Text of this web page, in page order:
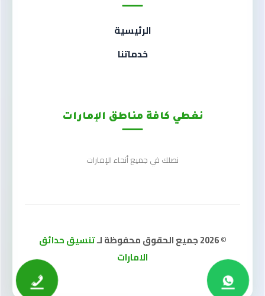
الرئيسية
خدماتنا
نغطي كافة مناطق الإمارات
نصلك في جميع أنحاء الإمارات
© 2026 جميع الحقوق محفوظة لـ
تنسيق حدائق
الامارات